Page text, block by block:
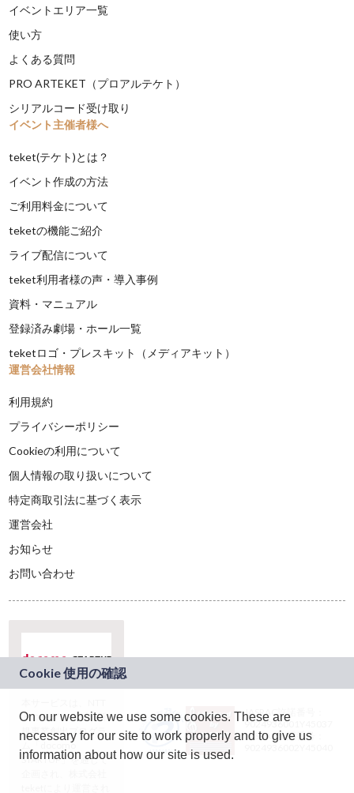
イベントエリア一覧
使い方
よくある質問
PRO ARTEKET（プロアルテケト）
シリアルコード受け取り
イベント主催者様へ
teket(テケト)とは？
イベント作成の方法
ご利用料金について
teketの機能ご紹介
ライブ配信について
teket利用者様の声・導入事例
資料・マニュアル
登録済み劇場・ホール一覧
teketロゴ・プレスキット（メディアキット）
運営会社情報
利用規約
プライバシーポリシー
Cookieの利用について
個人情報の取り扱いについて
特定商取引法に基づく表示
運営会社
お知らせ
お問い合わせ
ドコモグループの新
規事業創出プログラ
ム「docomo
STARTUP」を通じて
JASRAC許諾番号：
9024936001Y45037
JASRAC許諾番号：
On our website we use some cookies. These are
necessary for our site to work properly and to give us
information about how our site is used.